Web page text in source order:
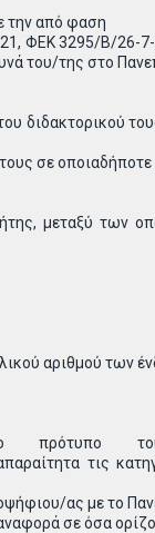
την από φαση
ΦΕΚ 3295/Β/26-7-
του/της στο
διδακτορικού
σε
μεταξύ των
αριθμού των
του
τις
ας με το
σε όσα